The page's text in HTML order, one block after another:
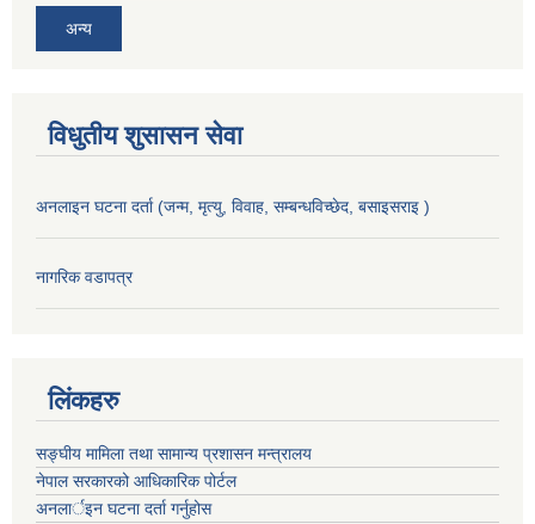
अन्य
विधुतीय शुसासन सेवा
अनलाइन घटना दर्ता (जन्म, मृत्यु, विवाह, सम्बन्धविच्छेद, बसाइसराइ )
नागरिक वडापत्र
लिंकहरु
सङ्‍घीय मामिला तथा सामान्य प्रशासन मन्त्रालय
नेपाल सरकारको आधिकारिक पोर्टल
अनलार्इन घटना दर्ता गर्नुहोस